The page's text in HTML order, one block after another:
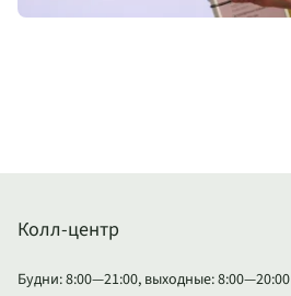
Колл-центр
Будни: 8:00—21:00, выходные: 8:00—20:00